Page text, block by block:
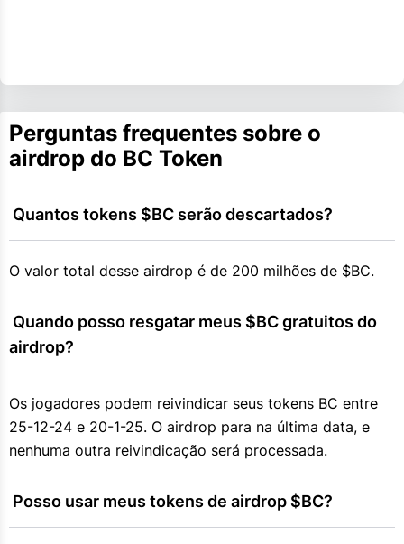
Perguntas frequentes sobre o
airdrop do BC Token
Quantos tokens $BC serão descartados?
O valor total desse airdrop é de 200 milhões de $BC.
airdrop?
Os jogadores podem reivindicar seus tokens BC entre
25-12-24 e 20-1-25. O airdrop para na última data, e
nenhuma outra reivindicação será processada.
Posso usar meus tokens de airdrop $BC?